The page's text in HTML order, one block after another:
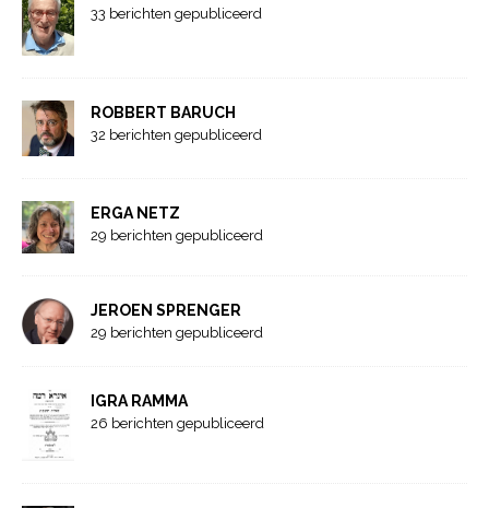
33 berichten gepubliceerd
ROBBERT BARUCH
32 berichten gepubliceerd
ERGA NETZ
29 berichten gepubliceerd
JEROEN SPRENGER
29 berichten gepubliceerd
IGRA RAMMA
26 berichten gepubliceerd